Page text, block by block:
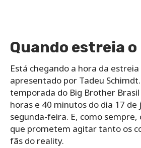
Quando estreia o
Está chegando a hora da estreia
apresentado por Tadeu
temporada do Big Brother
horas e 40 minutos do dia 17 de
segunda-feira. E, como sempre,
que prometem agitar tanto os
fãs do reality.